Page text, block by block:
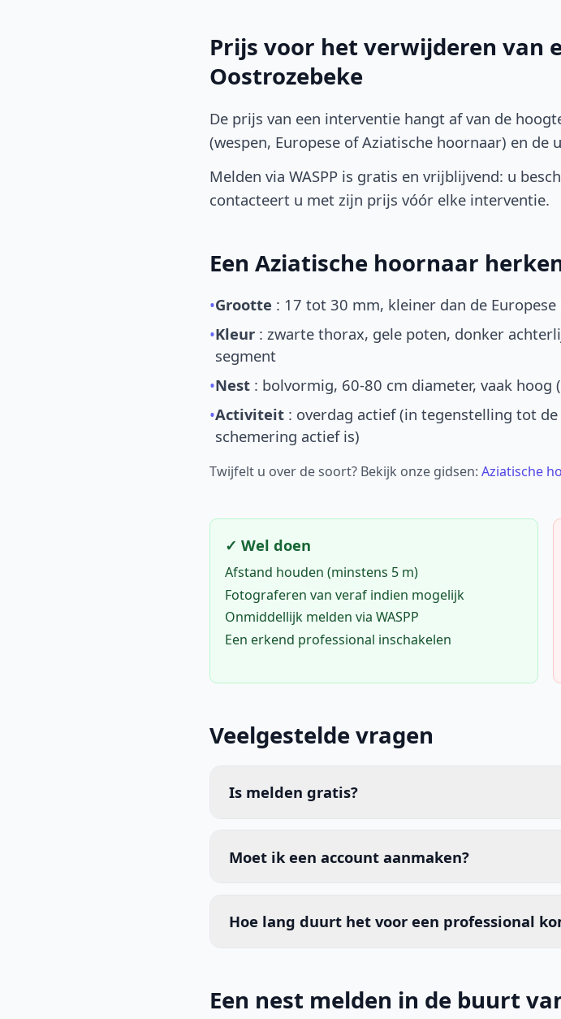
Prijs voor het verwijderen van
Oostrozebeke
De prijs van een interventie hangt af van de
(wespen, Europese of Aziatische hoornaar) en
Melden via WASPP is gratis en vrijblijvend: u
contacteert u met zijn prijs vóór elke interventie.
Een Aziatische hoornaar
•Grootte : 17 tot 30 mm, kleiner dan de
•Kleur : zwarte thorax, gele poten, donker
segment
•Nest : bolvormig, 60-80 cm diameter, vaak hoog
•Activiteit : overdag actief (in tegenstelling tot
schemering actief is)
Twijfelt u over de soort? Bekijk onze gidsen: Aziatische
✓ Wel doen
Afstand houden (minstens 5 m)
Fotograferen van veraf indien mogelijk
Onmiddellijk melden via WASPP
Een erkend professional inschakelen
Veelgestelde vragen
Is melden gratis?
Moet ik een account aanmaken?
Hoe lang duurt het voor een professional
Een nest melden in de buurt